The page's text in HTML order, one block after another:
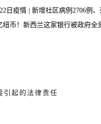
日疫情 | 新增社区病例2706例、死亡病例
纽币！新西兰这家银行被政府全资收
引起的法律责任